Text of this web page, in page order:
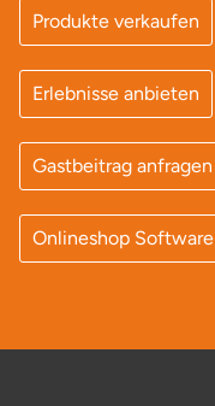
Produkte verkaufen
Erlebnisse anbieten
Gastbeitrag anfragen
Onlineshop Software